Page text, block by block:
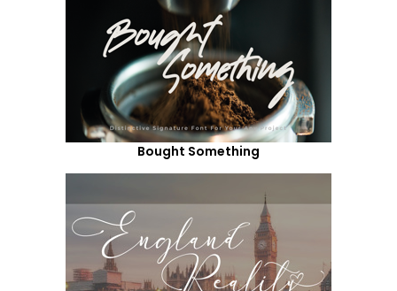
Bought Something